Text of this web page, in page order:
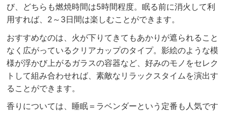
び、どちらも燃焼時間は5時間程度。眠る前に消火して利
用すれば、2～3日間は楽しむことができます。
おすすめなのは、火が下りてきてもあかりが遮られること
なく広がっているクリアカップのタイプ。影絵のような模
様が浮かび上がるガラスの容器など、好みのモノをセレク
トして組み合わせれば、素敵なリラックスタイムを演出す
ることができます。
香りについては、睡眠＝ラベンダーという定番も人気です